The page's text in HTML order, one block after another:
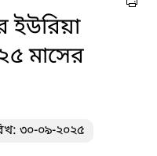
ইউরিয়া
মাসের
৩০-০৯-২০২৫